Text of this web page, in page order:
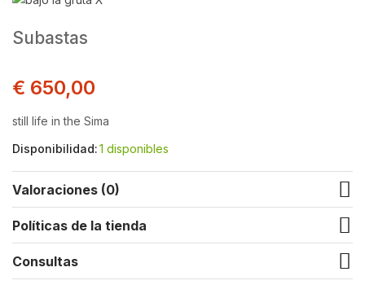
Subastas
€ 650,00
still life in the Sima
Disponibilidad:1 disponibles
Valoraciones (0)
Políticas de la tienda
Consultas